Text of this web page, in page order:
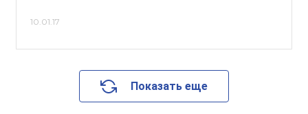
10.01.17
Показать еще